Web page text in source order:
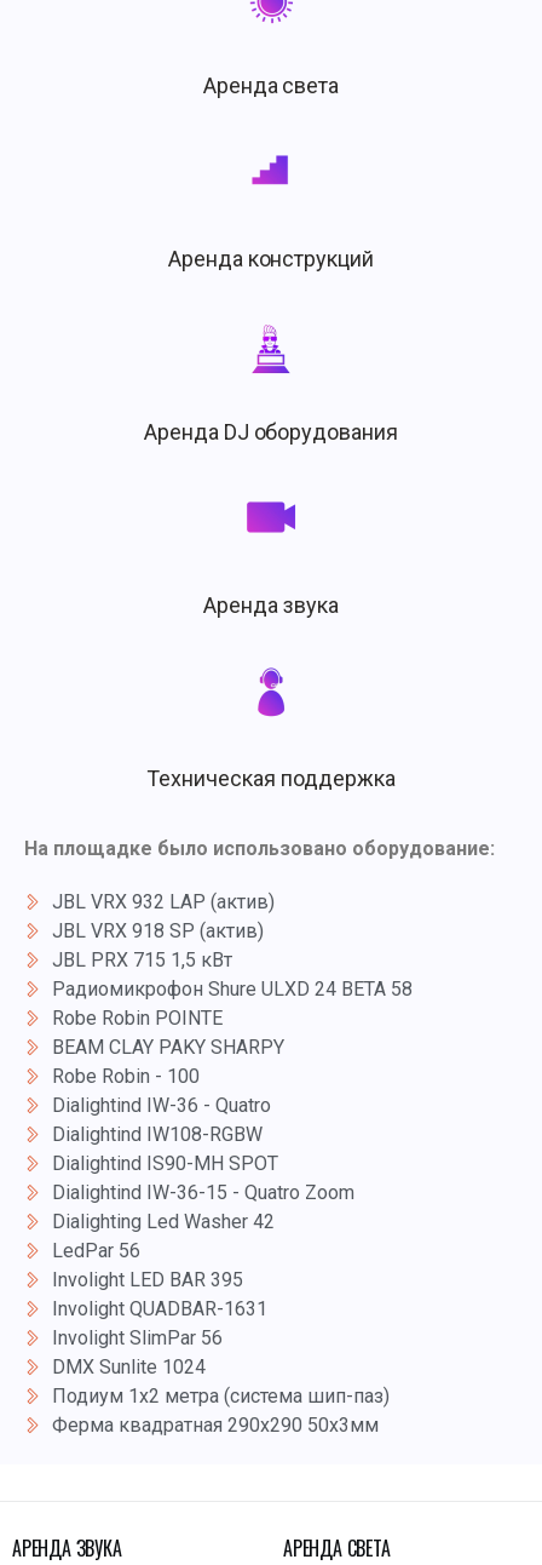
Аренда света
Аренда конструкций
Аренда DJ оборудования
Аренда звука
Техническая поддержка
На площадке было использовано оборудование:
JBL VRX 932 LAP (актив)
JBL VRX 918 SP (актив)
JBL PRX 715 1,5 кВт
Радиомикрофон Shure ULXD 24 BETA 58
Robe Robin POINTE
BEAM CLAY PAKY SHARPY
Robe Robin - 100
Dialightind IW-36 - Quatro
Dialightind IW108-RGBW
Dialightind IS90-MH SPOT
Dialightind IW-36-15 - Quatro Zoom
Dialighting Led Washer 42
LedPar 56
Involight LED BAR 395
Involight QUADBAR-1631
Involight SlimPar 56
DMX Sunlite 1024
Подиум 1х2 метра (система шип-паз)
Ферма квадратная 290х290 50х3мм
АРЕНДА ЗВУКА АРЕНДА СВЕТА